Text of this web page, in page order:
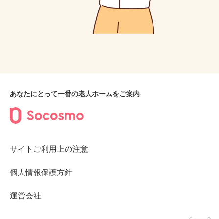
あなたにとって一番の老人ホームをご案内
サイトご利用上の注意
個人情報保護方針
運営会社